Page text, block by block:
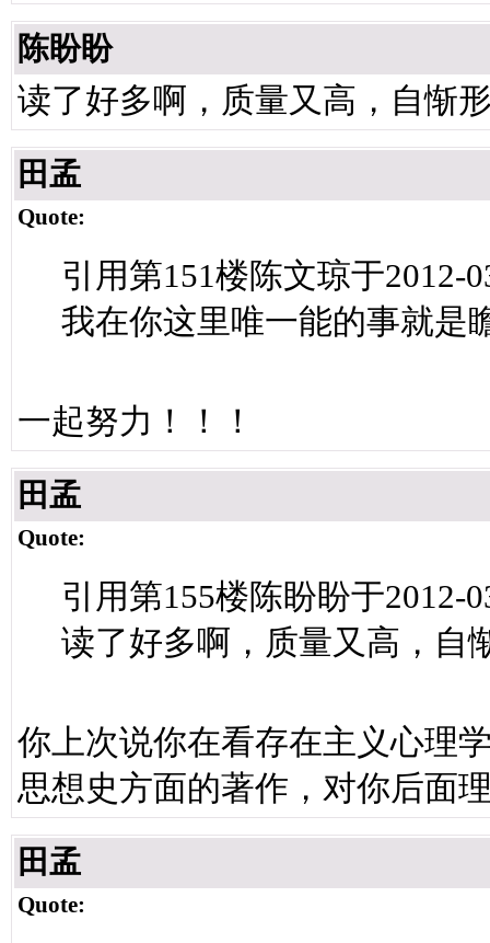
陈盼盼
读了好多啊，质量又高，自惭
田孟
Quote:
引用第151楼陈文琼于2012-
我在你这里唯一能的事就是
一起努力！！！
田孟
Quote:
引用第155楼陈盼盼于2012-
读了好多啊，质量又高，自
你上次说你在看存在主义心理
思想史方面的著作，对你后面
田孟
Quote: